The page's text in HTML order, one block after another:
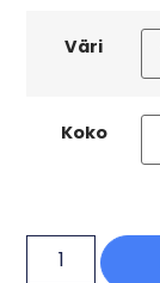
Väri
Koko